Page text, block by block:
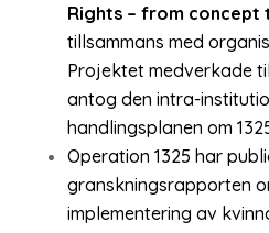
Rights – from concept
tillsammans med
Projektet medverkade
antog den intra-
handlingsplanen om
Operation 1325 har
granskningsrapporten
implementering av